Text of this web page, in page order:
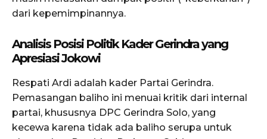
dari kepemimpinannya.
Analisis Posisi Politik Kader Gerindra yang
Apresiasi Jokowi
Respati Ardi adalah kader Partai Gerindra.
Pemasangan baliho ini menuai kritik dari internal
partai, khususnya DPC Gerindra Solo, yang
kecewa karena tidak ada baliho serupa untuk